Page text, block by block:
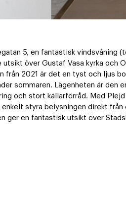
5, en fantastisk vindsvåning
över Gustaf Vasa kyrka och
från 2021 är det en tyst och ljus
sommaren. Lägenheten är den
och stort källarförråd. Med
styra belysningen direkt från
ger en fantastisk utsikt över